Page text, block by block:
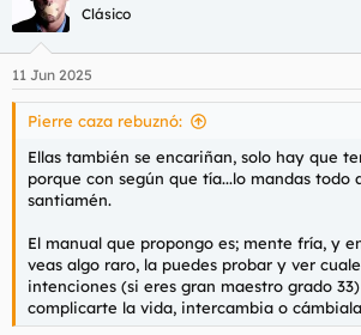
i
e
s
Clásico
11 Jun 2025
Pierre caza rebuznó:
Ellas también se encariñan, solo hay que
porque con según que tía...lo mandas todo
santiamén.
El manual que propongo es; mente fría, y
veas algo raro, la puedes probar y ver
intenciones (si eres gran maestro grado
complicarte la vida, intercambia o